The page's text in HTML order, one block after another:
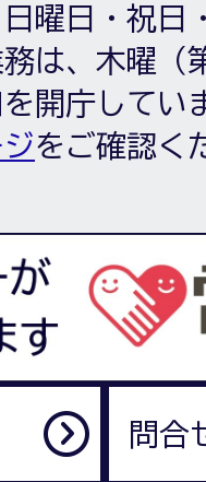
曜日・祝日
は、木曜（
開庁してい
をご確認く
問合